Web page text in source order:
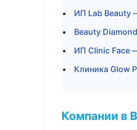
ИП Lab
Beauty
ИП Clinic Face
Клиника Glow
Компании в